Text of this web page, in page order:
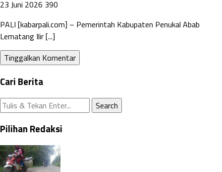
23 Juni 2026 390
PALI [kabarpali.com] – Pemerintah Kabupaten Penukal Abab
Lematang Ilir [...]
Tinggalkan Komentar
Cari Berita
Pilihan Redaksi